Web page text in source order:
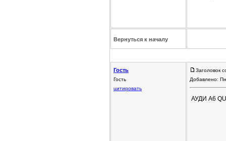
Вернуться к началу
Гость
Гость
цитировать
Заголовок
Добавлено:
АУДИ А6